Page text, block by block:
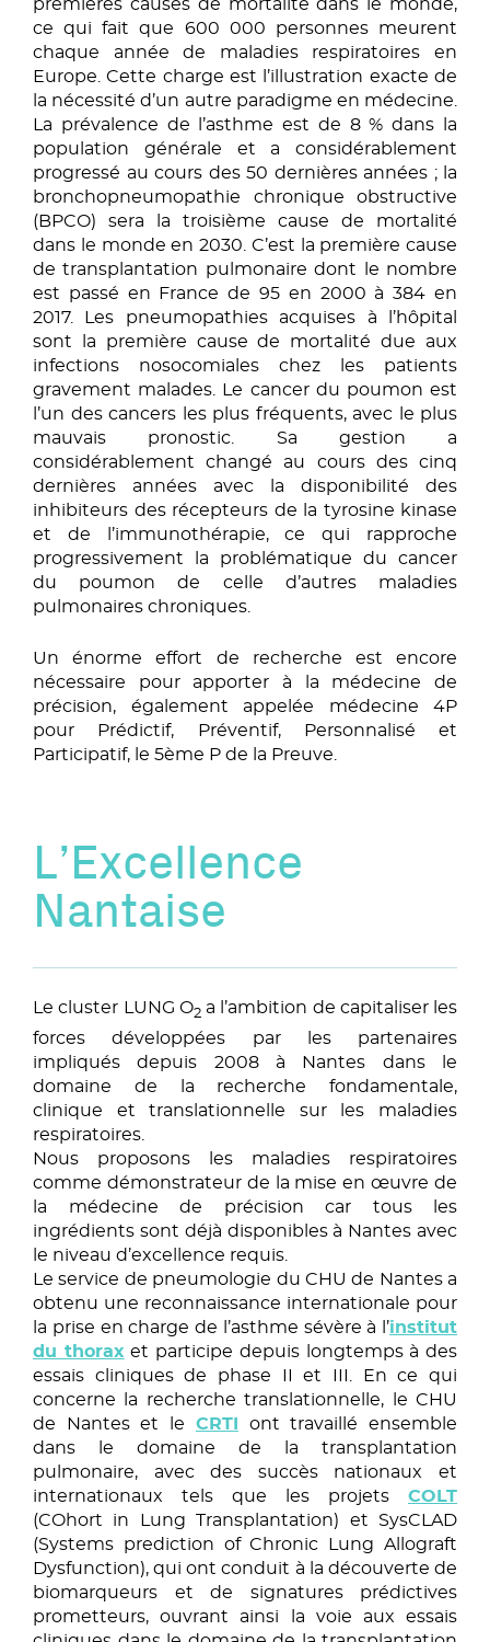
premières causes de mortalité dans le monde,
ce qui fait que 600 000 personnes meurent
chaque année de maladies respiratoires en
Europe. Cette charge est l’illustration exacte de
la nécessité d’un autre paradigme en médecine.
La prévalence de l’asthme est de 8 % dans la
population générale et a considérablement
progressé au cours des 50 dernières années ; la
bronchopneumopathie chronique obstructive
(BPCO) sera la troisième cause de mortalité
dans le monde en 2030. C’est la première cause
de transplantation pulmonaire dont le nombre
est passé en France de 95 en 2000 à 384 en
2017. Les pneumopathies acquises à l’hôpital
sont la première cause de mortalité due aux
infections nosocomiales chez les patients
gravement malades. Le cancer du poumon est
l’un des cancers les plus fréquents, avec le plus
mauvais pronostic. Sa gestion a
considérablement changé au cours des cinq
dernières années avec la disponibilité des
inhibiteurs des récepteurs de la tyrosine kinase
et de l’immunothérapie, ce qui rapproche
progressivement la problématique du cancer
du poumon de celle d’autres maladies
pulmonaires chroniques.
Un énorme effort de recherche est encore
nécessaire pour apporter à la médecine de
précision, également appelée médecine 4P
pour Prédictif, Préventif, Personnalisé et
Participatif, le 5ème P de la Preuve.
L’Excellence
Nantaise
Le cluster LUNG O2a l’ambition de capitaliser les
forces développées par les partenaires
impliqués depuis 2008 à Nantes dans le
domaine de la recherche fondamentale,
clinique et translationnelle sur les maladies
respiratoires.
Nous proposons les maladies respiratoires
comme démonstrateur de la mise en œuvre de
la médecine de précision car tous les
ingrédients sont déjà disponibles à Nantes avec
le niveau d’excellence requis.
Le service de pneumologie du CHU de Nantes a
obtenu une reconnaissance internationale pour
la prise en charge de l’asthme sévère à l’institut
du thoraxet participe depuis longtemps à des
essais cliniques de phase II et III. En ce qui
concerne la recherche translationnelle, le CHU
de Nantes et le CRTI
ont travaillé ensemble
dans le domaine de la transplantation
pulmonaire, avec des succès nationaux et
internationaux tels que les projets COLT
(COhort in Lung Transplantation) et SysCLAD
(Systems prediction of Chronic Lung Allograft
Dysfunction), qui ont conduit à la découverte de
biomarqueurs et de signatures prédictives
prometteurs, ouvrant ainsi la voie aux essais